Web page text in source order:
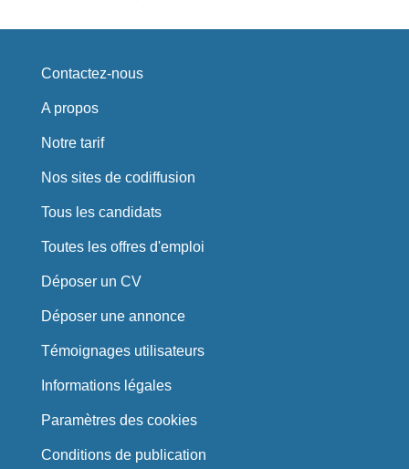
Contactez-nous
A propos
Notre tarif
Nos sites de codiffusion
Tous les candidats
Toutes les offres d'emploi
Déposer un CV
Déposer une annonce
Témoignages utilisateurs
Informations légales
Paramètres des cookies
Conditions de publication